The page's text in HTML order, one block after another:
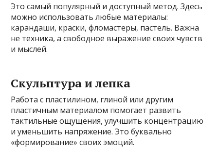
Это самый популярный и доступный метод. Здесь
можно использовать любые материалы:
карандаши, краски, фломастеры, пастель. Важна
не техника, а свободное выражение своих чувств
и мыслей.
Скульптура и лепка
Работа с пластилином, глиной или другим
пластичным материалом помогает развить
тактильные ощущения, улучшить концентрацию
и уменьшить напряжение. Это буквально
«формирование» своих эмоций.